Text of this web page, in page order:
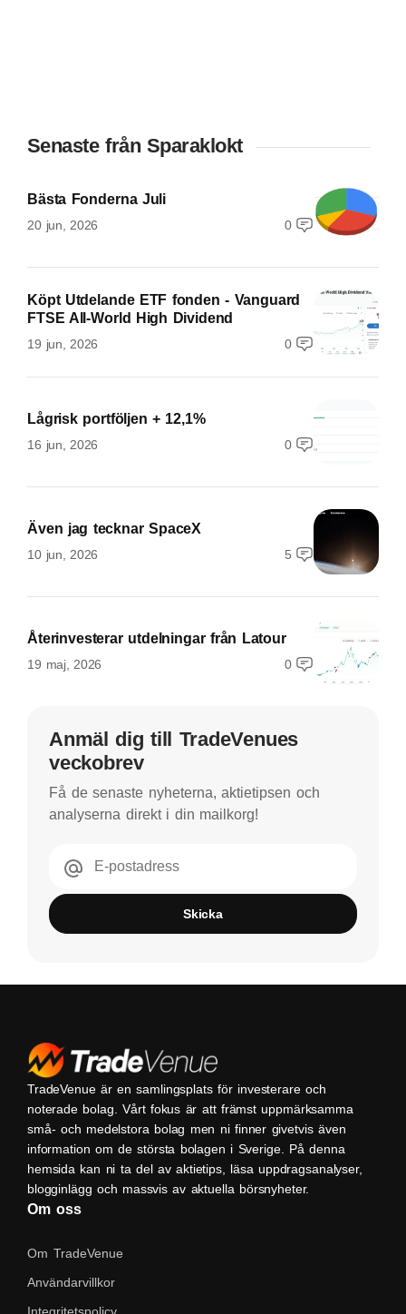
Senaste från Sparaklokt
Bästa Fonderna Juli
20 jun, 2026 0
Köpt Utdelande ETF fonden - Vanguard
FTSE All-World High Dividend
19 jun, 2026 0
Lågrisk portföljen + 12,1%
16 jun, 2026 0
Även jag tecknar SpaceX
10 jun, 2026 5
Återinvesterar utdelningar från Latour
19 maj, 2026 0
Anmäl dig till TradeVenues
veckobrev
Få de senaste nyheterna, aktietipsen och
analyserna direkt i din mailkorg!
E-postadress
Skicka
TradeVenue är en samlingsplats för investerare och
noterade bolag. Vårt fokus är att främst uppmärksamma
små- och medelstora bolag men ni finner givetvis även
information om de största bolagen i Sverige. På denna
hemsida kan ni ta del av aktietips, läsa uppdragsanalyser,
blogginlägg och massvis av aktuella börsnyheter.
Om oss
Om TradeVenue
Användarvillkor